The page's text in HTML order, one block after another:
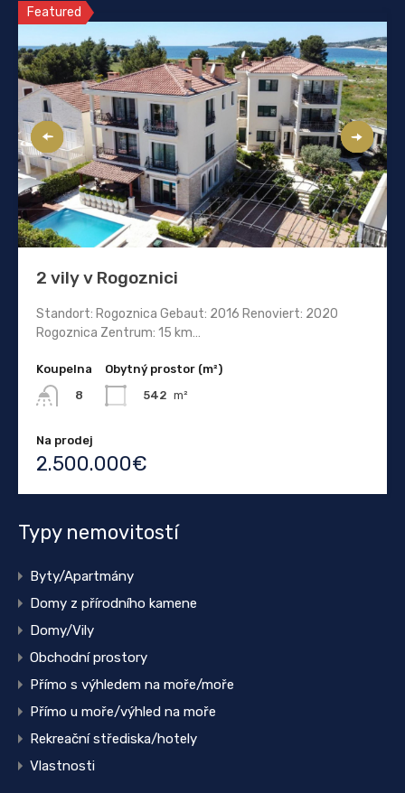
Featured
2 vily v Rogoznici
Standort: Rogoznica Gebaut: 2016 Renoviert: 2020
Rogoznica Zentrum: 15 km…
Koupelna
8
Obytný prostor (m²)
542 m²
Na prodej
2.500.000€
Typy nemovitostí
Byty/Apartmány
Domy z přírodního kamene
Domy/Vily
Obchodní prostory
Přímo s výhledem na moře/moře
Přímo u moře/výhled na moře
Rekreační střediska/hotely
Vlastnosti